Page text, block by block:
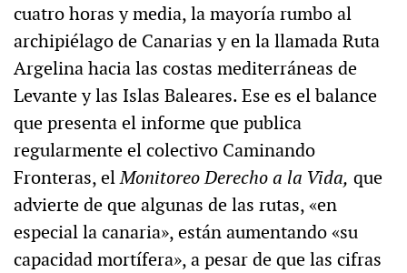
cuatro horas y media, la mayoría rumbo al
archipiélago de Canarias y en la llamada Ruta
Argelina hacia las costas mediterráneas de
Levante y las Islas Baleares. Ese es el balance
que presenta el informe que publica
regularmente el colectivo Caminando
Fronteras, elMonitoreo Derecho a la Vida, que
advierte de que algunas de las rutas, «en
especial la canaria», están aumentando «su
capacidad mortífera», a pesar de que las cifras